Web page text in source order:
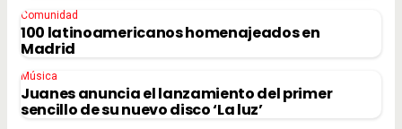
Comunidad
100 latinoamericanos homenajeados en
Madrid
Música
Juanes anuncia el lanzamiento del primer
sencillo de su nuevo disco ‘La luz’